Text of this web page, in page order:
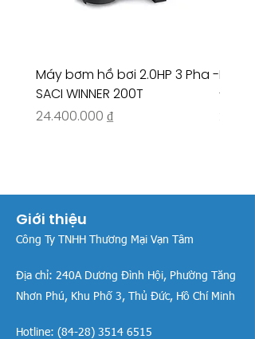
Máy bơm hồ bơi 2.0HP 3 Pha -
SACI WINNER 200T
Giá
24.400.000 ₫
Máy
-
Giới thiệu
Công Ty TNHH Thương Mại Vạn Tâm
Địa chỉ: 240A Dương Đình Hội, Phường Tăng
Nhơn Phú, Khu Phố 3, Thủ Đức, Hồ Chí Minh
Hotline: (84-28) 3514 6515